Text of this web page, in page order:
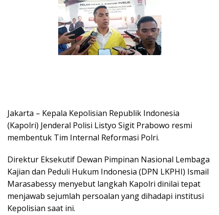
Jakarta – Kepala Kepolisian Republik Indonesia
(Kapolri) Jenderal Polisi Listyo Sigit Prabowo resmi
membentuk Tim Internal Reformasi Polri.
Direktur Eksekutif Dewan Pimpinan Nasional Lembaga
Kajian dan Peduli Hukum Indonesia (DPN LKPHI) Ismail
Marasabessy menyebut langkah Kapolri dinilai tepat
menjawab sejumlah persoalan yang dihadapi institusi
Kepolisian saat ini.